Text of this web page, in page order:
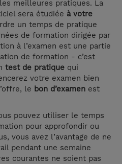
meilleures pratiques. La
sera étudiée à votre
un temps de pratique
de formation dirigée par
à l’examen est une partie
de formation - c’est
test de pratique qui
votre examen bien
le bon d’examen est
pouvez utiliser le temps
pour approfondir ou
vous avez l’avantage de ne
pendant une semaine
courantes ne soient pas